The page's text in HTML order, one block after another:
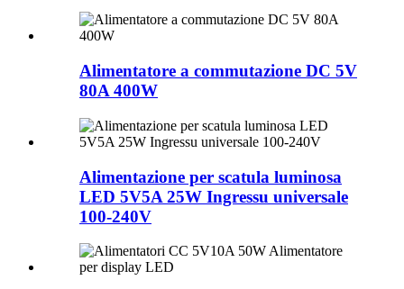
Alimentatore a commutazione DC 5V
80A 400W
Alimentazione per scatula luminosa
LED 5V5A 25W Ingressu universale
100-240V